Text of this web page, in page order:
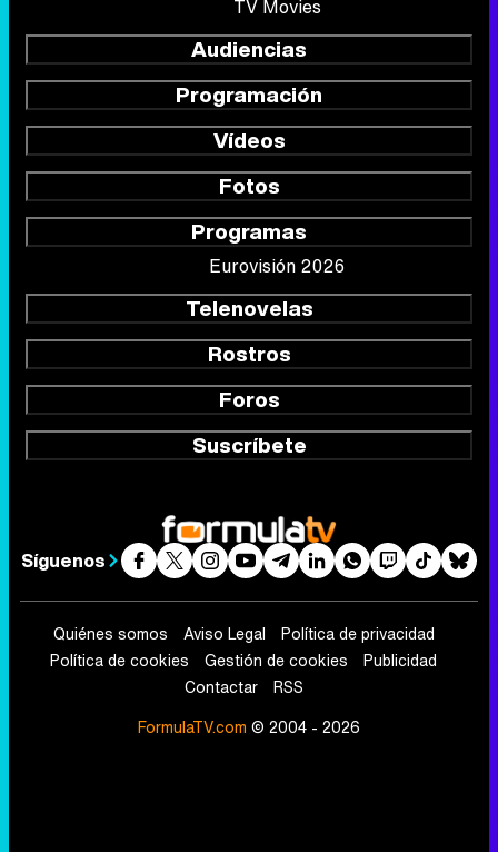
TV Movies
Audiencias
Programación
Vídeos
Fotos
Programas
Eurovisión 2026
Telenovelas
Rostros
Foros
Suscríbete
Síguenos
Quiénes somos Aviso Legal
Política de privacidad
Política de cookies
Gestión de cookies
Publicidad
Contactar
RSS
FormulaTV.com © 2004 - 2026